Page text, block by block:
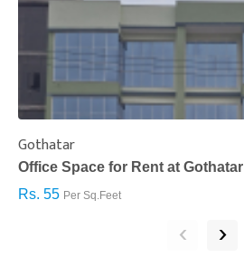
Gothatar
Office Space for Rent at Gothatar
Rs. 55 Per Sq.Feet
‹ ›